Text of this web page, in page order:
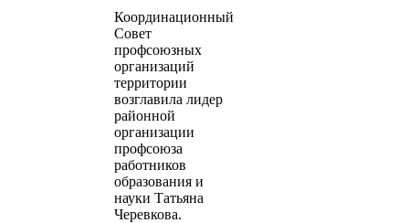
Координационный
Совет
профсоюзных
организаций
территории
возглавила лидер
районной
организации
профсоюза
работников
образования и
науки Татьяна
Черевкова.